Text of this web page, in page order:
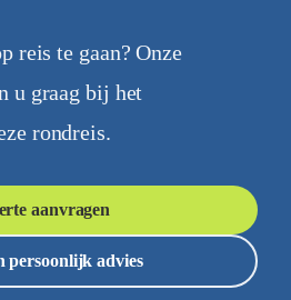
reis te gaan? Onze
u graag bij het
rondreis.
aanvragen
persoonlijk advies